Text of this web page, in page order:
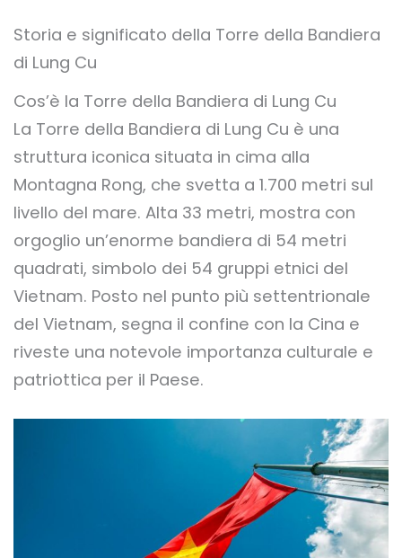
Storia e significato della Torre della Bandiera
di Lung Cu
Cos’è la Torre della Bandiera di Lung Cu
La Torre della Bandiera di Lung Cu è una
struttura iconica situata in cima alla
Montagna Rong, che svetta a 1.700 metri sul
livello del mare. Alta 33 metri, mostra con
orgoglio un’enorme bandiera di 54 metri
quadrati, simbolo dei 54 gruppi etnici del
Vietnam. Posto nel punto più settentrionale
del Vietnam, segna il confine con la Cina e
riveste una notevole importanza culturale e
patriottica per il Paese.